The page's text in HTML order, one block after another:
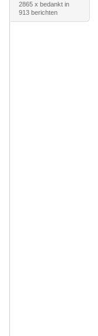
2865 x bedankt in
913 berichten